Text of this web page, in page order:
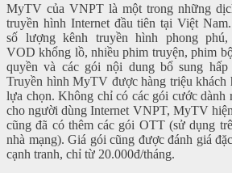
MyTV của VNPT là một trong những
truyền hình Internet đầu tiên tại Việt
số lượng kênh truyền hình phong
VOD khổng lồ, nhiều phim truyện, phim
quyền và các gói nội dung bổ sung hấp
Truyền hình MyTV được hàng triệu khách
lựa chọn. Không chỉ có các gói cước dành
cho người dùng Internet VNPT, MyTV
cũng đã có thêm các gói OTT (sử dụng
nhà mạng). Giá gói cũng được đánh giá
cạnh tranh, chỉ từ 20.000đ/tháng.